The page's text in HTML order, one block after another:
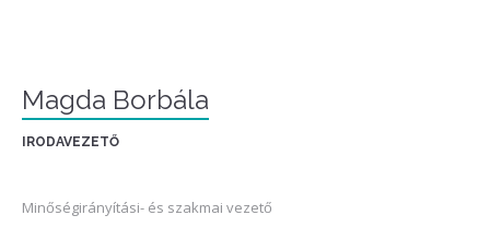
Magda Borbála
IRODAVEZETŐ
Minőségirányítási- és szakmai vezető